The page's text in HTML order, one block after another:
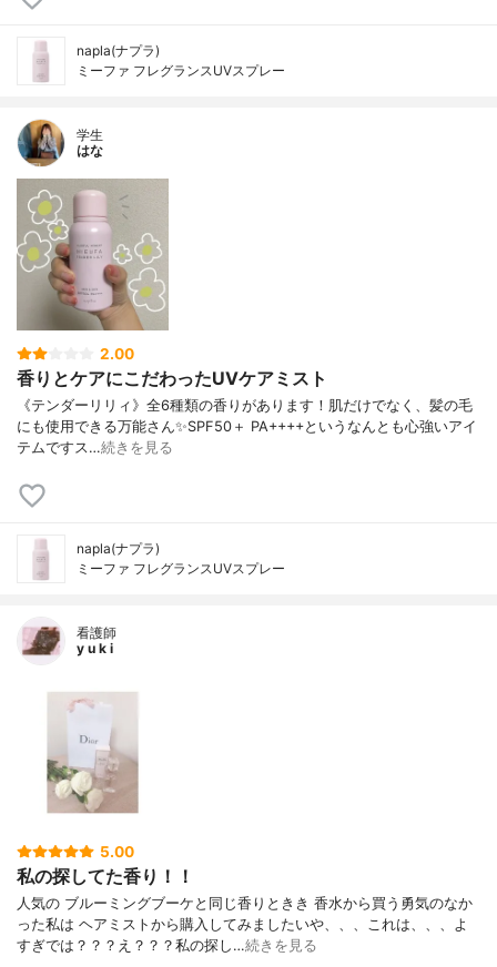
napla(ナプラ)
ミーファ フレグランスUVスプレー
学生
はな
2.00
香りとケアにこだわったUVケアミスト
《テンダーリリィ》全6種類の香りがあります！肌だけでなく、髪の毛
にも使用できる万能さん✨SPF50＋ PA++++というなんとも心強いアイ
テムですス…続きを見る
napla(ナプラ)
ミーファ フレグランスUVスプレー
看護師
y u k i
5.00
私の探してた香り！！
人気の ブルーミングブーケと同じ香りときき 香水から買う勇気のなか
った私は ヘアミストから購入してみましたいや、、、これは、、、よ
すぎでは？？？え？？？私の探し…続きを見る